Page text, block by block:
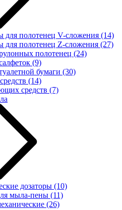
для полотенец V-сложения (14)
для полотенец Z-сложения (27)
полотенец (24)
(9)
бумаги (30)
(14)
средств (7)
дозаторы (10)
мыла-пены (11)
(26)